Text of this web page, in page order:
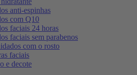
anti-espinhas
com Q10
faciais 24 horas
faciais sem parabenos
com o rosto
faciais
e decote